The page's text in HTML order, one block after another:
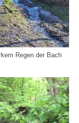
Regen der Bach